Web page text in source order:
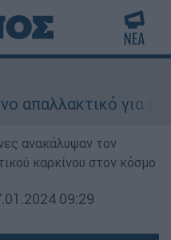
για
ανακάλυψαν τον
καρκίνου στον κόσμο
09:29